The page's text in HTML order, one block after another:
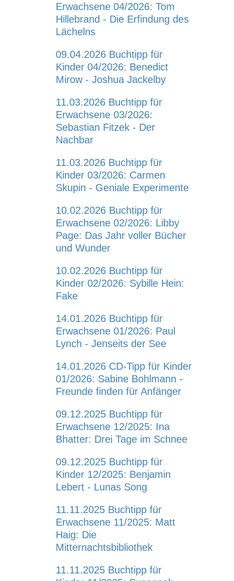
Erwachsene 04/2026: Tom
Hillebrand - Die Erfindung des
Lächelns
09.04.2026Buchtipp für
Kinder 04/2026: Benedict
Mirow - Joshua Jackelby
11.03.2026Buchtipp für
Erwachsene 03/2026:
Sebastian Fitzek - Der
Nachbar
11.03.2026Buchtipp für
Kinder 03/2026: Carmen
Skupin - Geniale Experimente
10.02.2026Buchtipp für
Erwachsene 02/2026: Libby
Page: Das Jahr voller Bücher
und Wunder
10.02.2026Buchtipp für
Kinder 02/2026: Sybille Hein:
Fake
14.01.2026Buchtipp für
Erwachsene 01/2026: Paul
Lynch - Jenseits der See
14.01.2026CD-Tipp für Kinder
01/2026: Sabine Bohlmann -
Freunde finden für Anfänger
09.12.2025Buchtipp für
Erwachsene 12/2025: Ina
Bhatter: Drei Tage im Schnee
09.12.2025Buchtipp für
Kinder 12/2025: Benjamin
Lebert - Lunas Song
11.11.2025Buchtipp für
Erwachsene 11/2025: Matt
Haig: Die
Mitternachtsbibliothek
11.11.2025Buchtipp für